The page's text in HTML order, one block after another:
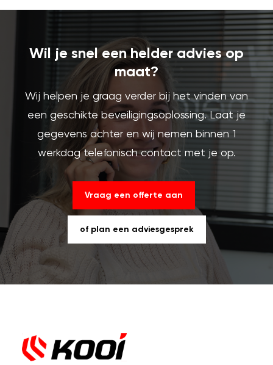
Wil je snel een helder advies op
maat?
Wij helpen je graag verder bij het vinden van
een geschikte beveiligingsoplossing. Laat je
gegevens achter en wij nemen binnen 1
werkdag telefonisch contact met je op.
Vraag een offerte aan
of plan een adviesgesprek